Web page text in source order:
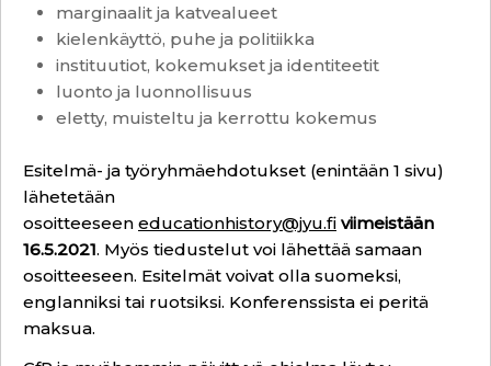
marginaalit ja katvealueet
kielenkäyttö, puhe ja politiikka
instituutiot, kokemukset ja identiteetit
luonto ja luonnollisuus
eletty, muisteltu ja kerrottu kokemus
Esitelmä- ja työryhmäehdotukset (enintään 1 sivu)
lähetetään
osoitteeseen educationhistory@jyu.fi viimeistään
16.5.2021. Myös tiedustelut voi lähettää samaan
osoitteeseen. Esitelmät voivat olla suomeksi,
englanniksi tai ruotsiksi. Konferenssista ei peritä
maksua.